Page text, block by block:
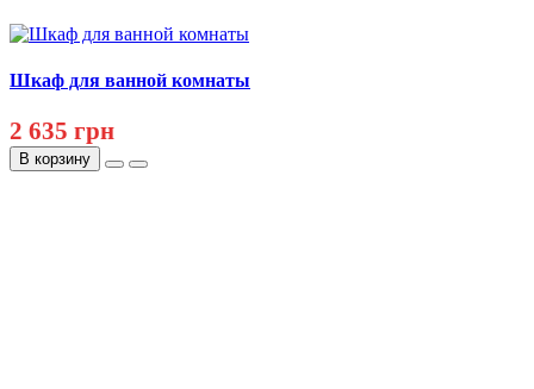
Шкаф для ванной комнаты
2 635 грн
В корзину